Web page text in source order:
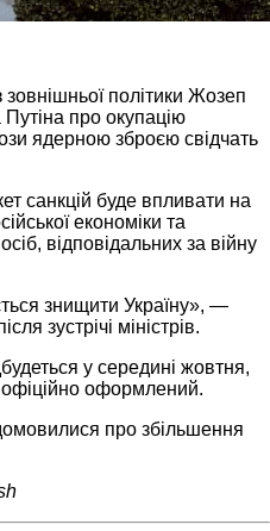
політики Жозеп
про окупацію
ядерною зброєю свідчать
санкцій буде впливати на
економіки та
відповідальних за війну
знищити Україну», —
зустрічі міністрів.
у середині жовтня,
офіційно оформлений.
про збільшення